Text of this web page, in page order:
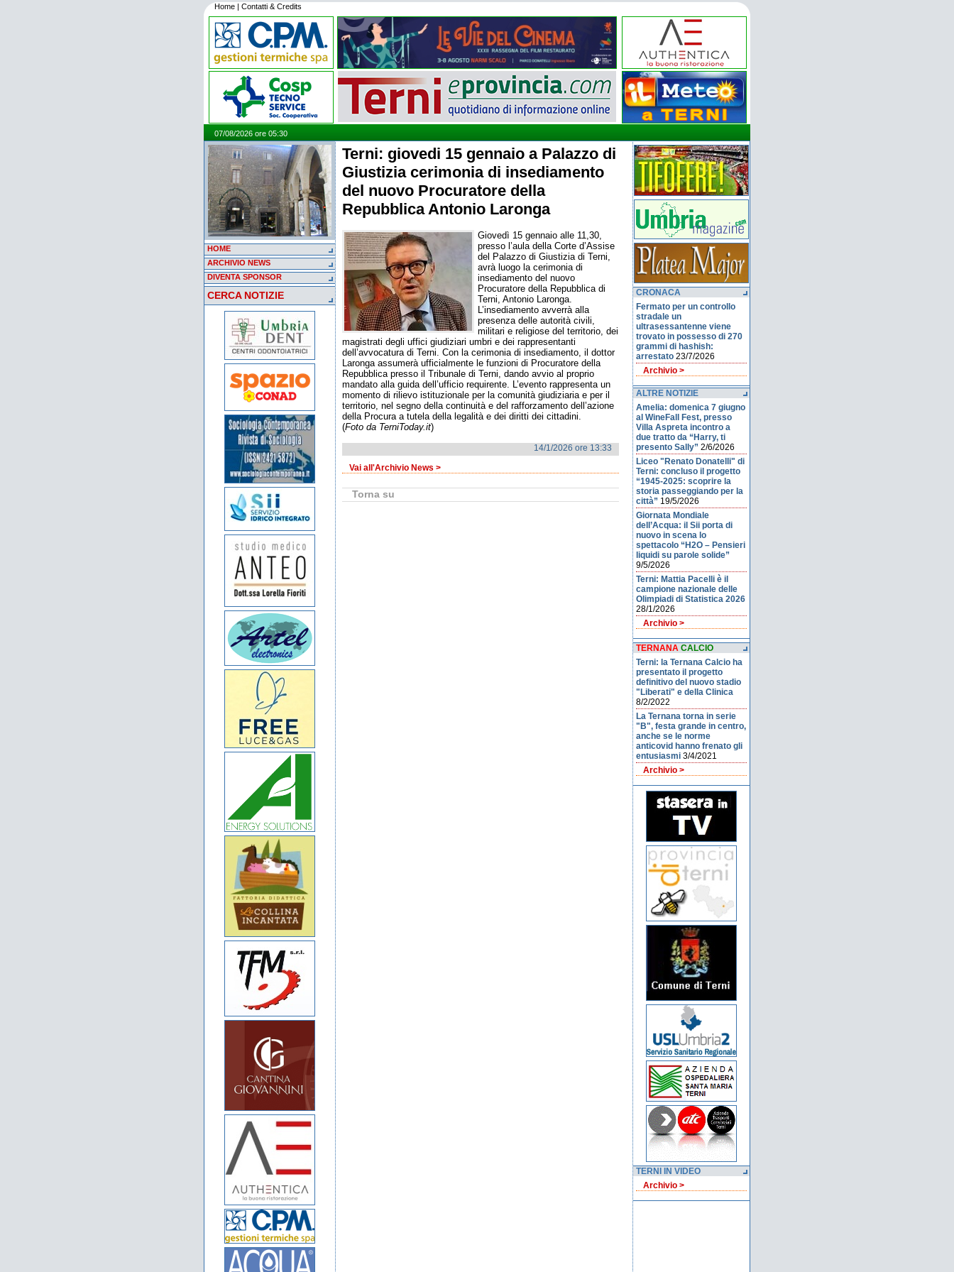
Home | Contatti & Credits
07/08/2026 ore 05:30
HOME
ARCHIVIO NEWS
DIVENTA SPONSOR
CERCA NOTIZIE
CRONACA
Fermato per un controllo
stradale un
ultrasessantenne viene
trovato in possesso di 270
grammi di hashish:
arrestato 23/7/2026
Archivio >
ALTRE NOTIZIE
Amelia: domenica 7 giugno
al WineFall Fest, presso
Villa Aspreta incontro a
due tratto da “Harry, ti
presento Sally” 2/6/2026
Liceo "Renato Donatelli" di
Terni: concluso il progetto
“1945-2025: scoprire la
storia passeggiando per la
città” 19/5/2026
Giornata Mondiale
dell’Acqua: il Sii porta di
nuovo in scena lo
spettacolo “H2O – Pensieri
liquidi su parole solide”
9/5/2026
Terni: Mattia Pacelli è il
campione nazionale delle
Olimpiadi di Statistica 2026
28/1/2026
Archivio >
TERNANA CALCIO
Terni: la Ternana Calcio ha
presentato il progetto
definitivo del nuovo stadio
"Liberati" e della Clinica
8/2/2022
La Ternana torna in serie
"B", festa grande in centro,
anche se le norme
anticovid hanno frenato gli
entusiasmi 3/4/2021
Archivio >
TERNI IN VIDEO
Archivio >
Terni: giovedi 15 gennaio a Palazzo di
Giustizia cerimonia di insediamento
del nuovo Procuratore della
Repubblica Antonio Laronga
Giovedì 15 gennaio alle 11,30,
presso l’aula della Corte d’Assise
del Palazzo di Giustizia di Terni,
avrà luogo la cerimonia di
insediamento del nuovo
Procuratore della Repubblica di
Terni, Antonio Laronga.
L’insediamento avverrà alla
presenza delle autorità civili,
militari e religiose del territorio, dei
magistrati degli uffici giudiziari umbri e dei rappresentanti
dell’avvocatura di Terni. Con la cerimonia di insediamento, il dottor
Laronga assumerà ufficialmente le funzioni di Procuratore della
Repubblica presso il Tribunale di Terni, dando avvio al proprio
mandato alla guida dell’ufficio requirente. L’evento rappresenta un
momento di rilievo istituzionale per la comunità giudiziaria e per il
territorio, nel segno della continuità e del rafforzamento dell’azione
della Procura a tutela della legalità e dei diritti dei cittadini.
(Foto da TerniToday.it)
14/1/2026 ore 13:33
Vai all'Archivio News >
Torna su